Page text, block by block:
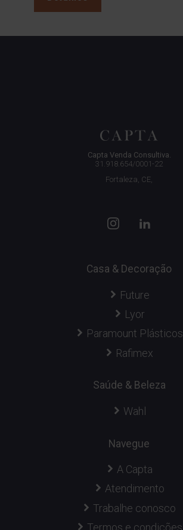
Capta Venda Consultiva.
31.918.654/0001-22
Fortaleza, CE,
Casa & Decoração
Future
Lyor
Paramount Plásticos
Rafimex
Saúde & Beleza
Wahl
Navegue
A Capta
Atendimento
Trabalhe conosco
Termos e condições